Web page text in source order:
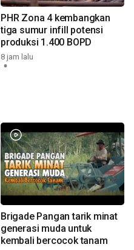
PHR Zona 4 kembangkan
tiga sumur infill potensi
produksi 1.400 BOPD
8 jam lalu
Brigade Pangan tarik minat
generasi muda untuk
kembali bercocok tanam